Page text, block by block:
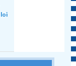
loi